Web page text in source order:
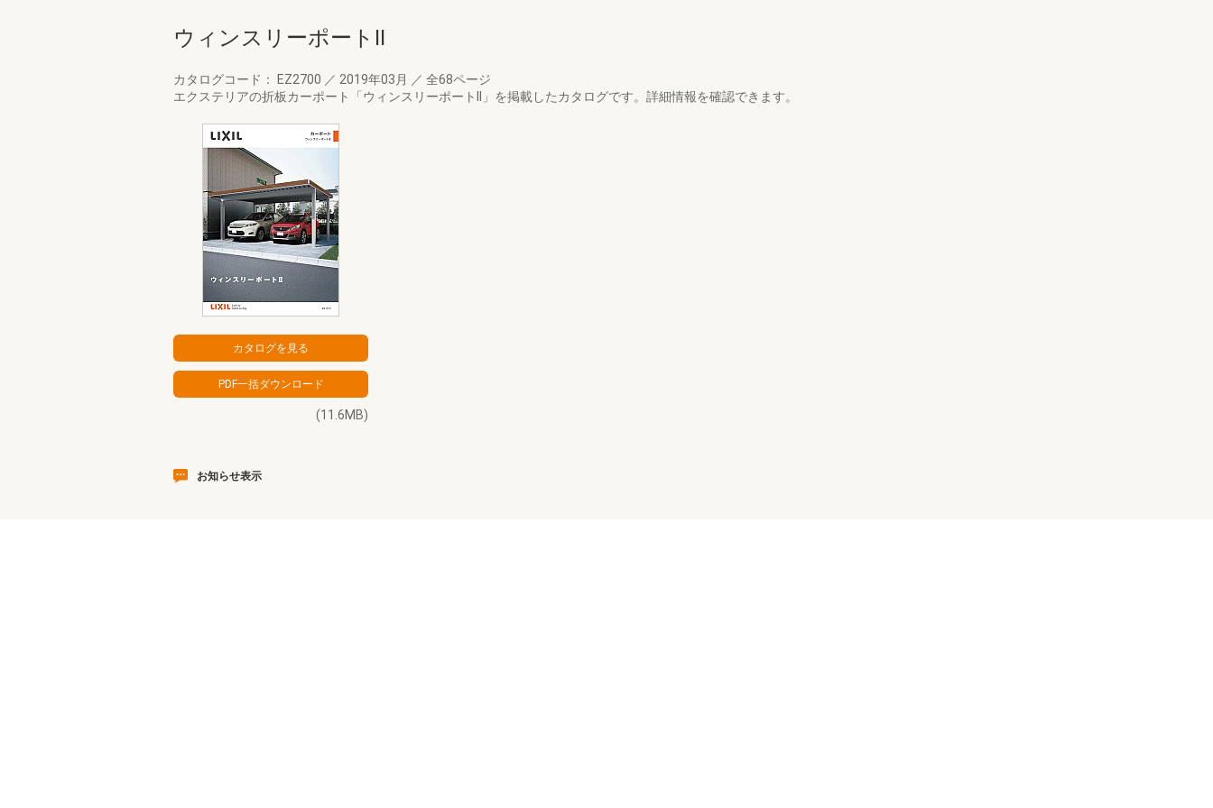
ウィンスリーポートII
カタログコード： EZ2700 ／ 2019年03月 ／ 全68ページ
エクステリアの折板カーポート「ウィンスリーポートII」を掲載したカタログです。詳細情報を確認できます。
(11.6MB)
お知らせ表示